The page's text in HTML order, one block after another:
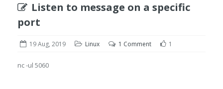
Listen to message on a specific
port
19 Aug, 2019 Linux 1 Comment 1
nc -ul 5060